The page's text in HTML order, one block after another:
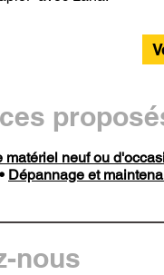
matériel neuf ou
• Dépannage et
nous